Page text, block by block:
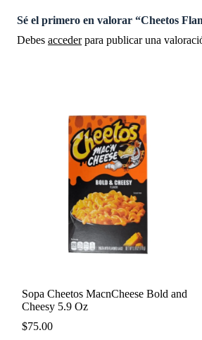
Sé el primero en valorar “Cheetos
Debesaccederpara publicar una
Sopa Cheetos MacnCheese Bold and
Cheesy 5.9 Oz
$75.00